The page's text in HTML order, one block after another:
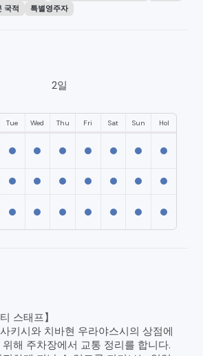
국적 특별영주자
2일
Tue Wed Thu Fri Sat Sun Hol
스태프】
키시와 치바현 우라야스시의 상점에
해 주차장에서 교통 정리를 합니다.